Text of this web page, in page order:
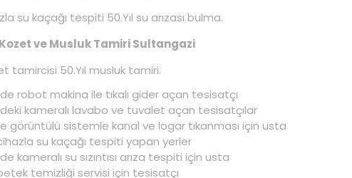
su kaçağı tespiti 50.Yıl su arızası bulma.
ve Musluk Tamiri Sultangazi
tamircisi 50.Yıl musluk tamiri.
robot makina ile tıkalı gider açan tesisatçı
kameralı lavabo ve tuvalet açan tesisatçılar
görüntülü sistemle kanal ve logar tıkanması için usta
su kaçağı tespiti yapan yerler
kameralı su sızıntısı arıza tespiti için usta
temizliği servisi için tesisatçı